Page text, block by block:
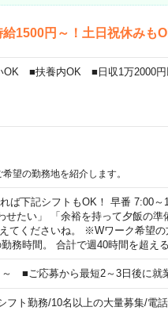
円～！土日祝休みも
OK ■扶養内OK ■日収1万2000円
望の勤務地を紹介します。
ば下記シフトもOK！ 早番 7:00～
せたい」 「余裕を持って夕飯の準
てくださいね。 ※Wワーク希望
務時間。 合計で週40時間を超え
～ ■ご応募から最短2～3日後に就
フト勤務/10名以上の大量募集/電